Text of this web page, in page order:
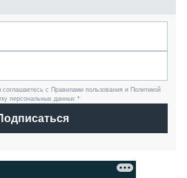
с Правилами пользования и Политикой
персональных данных *